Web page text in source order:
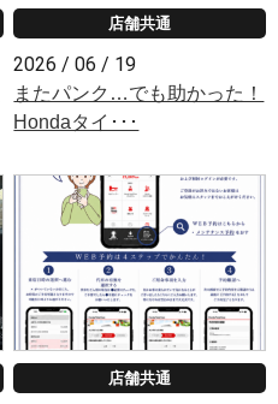
店舗共通
2026 / 06 / 19
またパンク…でも助かった！
Hondaタイ･･･
店舗共通